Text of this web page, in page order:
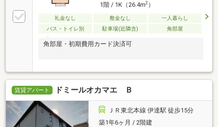
1階 / 1K（26.4m2）
礼金なし 敷金なし
一人暮らし
バス・トイレ別
駐車場(近隣含) 角部屋
角部屋・初期費用カード決済可
賃貸アパート ドミールオカマエ Ｂ
ＪＲ東北本線 伊達駅 徒歩15分
築1年6ヶ月 / 2階建